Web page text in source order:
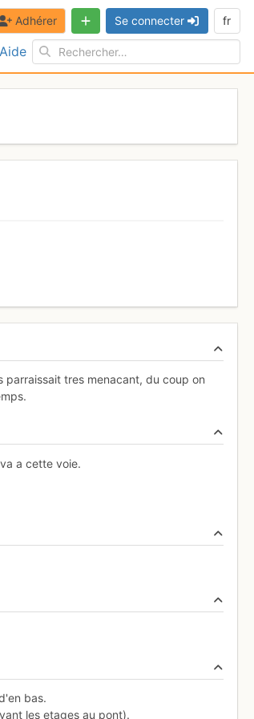
Aide
Adhérer Se connecter fr
parraissait tres menacant, du coup on
a cette voie.
bas.
les etages au pont).